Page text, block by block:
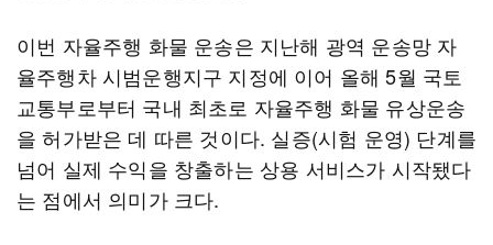
이번 자율주행 화물 운송은 지난해 광역 운송망 자
율주행차 시범운행지구 지정에 이어 올해 5월 국토
교통부로부터 국내 최초로 자율주행 화물 유상운송
을 허가받은 데 따른 것이다. 실증(시험 운영) 단계를
넘어 실제 수익을 창출하는 상용 서비스가 시작됐다
는 점에서 의미가 크다.